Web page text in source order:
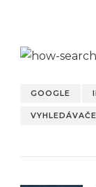
GOOGLE
VYHLEDÁVAČE